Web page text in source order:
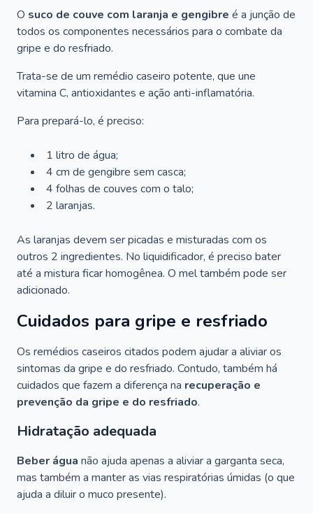
O suco de couve com laranja e gengibre é a junção de
todos os componentes necessários para o combate da
gripe e do resfriado.
Trata-se de um remédio caseiro potente, que une
vitamina C, antioxidantes e ação anti-inflamatória.
Para prepará-lo, é preciso:
1 litro de água;
4 cm de gengibre sem casca;
4 folhas de couves com o talo;
2 laranjas.
As laranjas devem ser picadas e misturadas com os
outros 2 ingredientes. No liquidificador, é preciso bater
até a mistura ficar homogênea. O mel também pode ser
adicionado.
Cuidados para gripe e resfriado
Os remédios caseiros citados podem ajudar a aliviar os
sintomas da gripe e do resfriado. Contudo, também há
cuidados que fazem a diferença na recuperação e
prevenção da gripe e do resfriado.
Hidratação adequada
Beber água não ajuda apenas a aliviar a garganta seca,
mas também a manter as vias respiratórias úmidas (o que
ajuda a diluir o muco presente).